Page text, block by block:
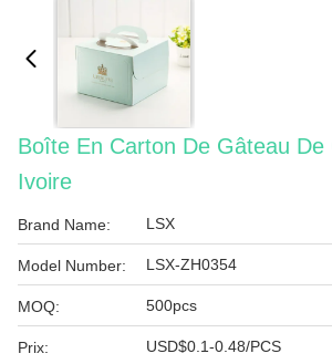
Boîte En Carton De Gâteau De
Ivoire
Brand Name: LSX
Model Number: LSX-ZH0354
MOQ: 500pcs
Prix: USD$0.1-0.48/PCS